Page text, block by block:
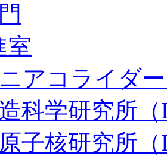
室
アコライダ
科学研究所（
子核研究所（